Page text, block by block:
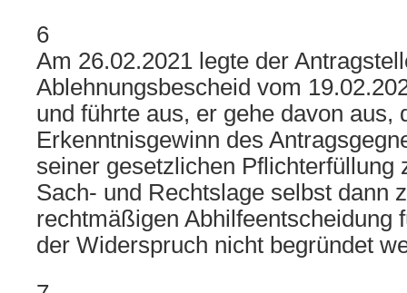
6
Am 26.02.2021 legte der
Ablehnungsbescheid vom
und führte aus, er gehe davon aus,
Erkenntnisgewinn des
seiner gesetzlichen Pflichterfüllung
Sach- und Rechtslage selbst dann
rechtmäßigen Abhilfeentscheidung
der Widerspruch nicht begründet